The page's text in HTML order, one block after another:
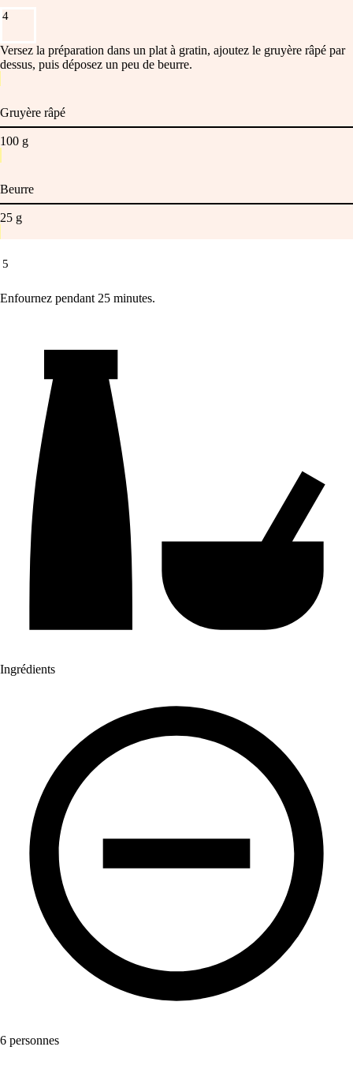
4
Versez la préparation dans un plat à gratin, ajoutez le gruyère râpé par
dessus, puis déposez un peu de beurre.
Gruyère râpé
100 g
Beurre
25 g
5
Enfournez pendant 25 minutes.
Ingrédients
6 personnes